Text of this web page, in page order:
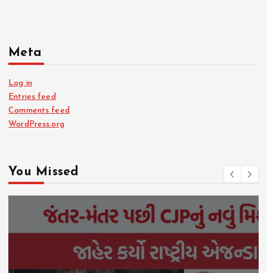
Meta
Log in
Entries feed
Comments feed
WordPress.org
You Missed